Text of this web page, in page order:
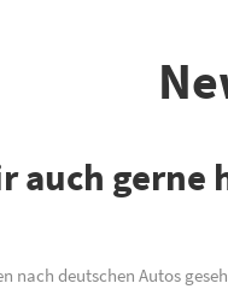
auch
nach deutschen Autos